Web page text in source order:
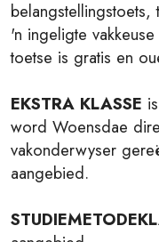
'n ingeligte
toetse is gratis en
EKSTRA KLASSE
word Woensdae
vakonderwyser
aangebied.